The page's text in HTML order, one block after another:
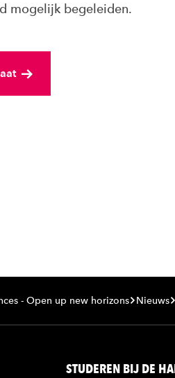
mogelijk begeleiden.
- Open up new horizons Nieuws
STUDEREN BIJ DE